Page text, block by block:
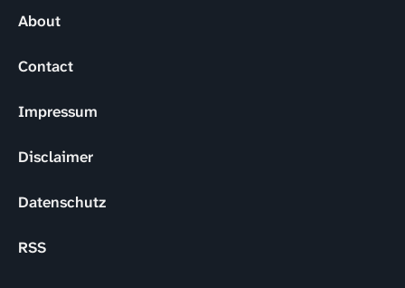
About
Contact
Impressum
Disclaimer
Datenschutz
RSS